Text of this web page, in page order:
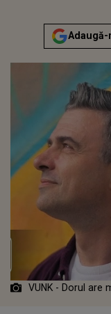
VUNK - Dorul are